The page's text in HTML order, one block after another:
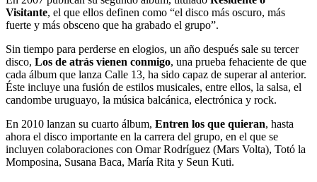
Visitante, el que ellos definen como “el disco más oscuro, más
fuerte y más obsceno que ha grabado el grupo”.
Sin tiempo para perderse en elogios, un año después sale su tercer
disco, Los de atrás vienen conmigo, una prueba fehaciente de que
cada álbum que lanza Calle 13, ha sido capaz de superar al anterior.
Éste incluye una fusión de estilos musicales, entre ellos, la salsa, el
candombe uruguayo, la música balcánica, electrónica y rock.
En 2010 lanzan su cuarto álbum, Entren los que quieran, hasta
ahora el disco importante en la carrera del grupo, en el que se
incluyen colaboraciones con Omar Rodríguez (Mars Volta), Totó la
Momposina, Susana Baca, María Rita y Seun Kuti.